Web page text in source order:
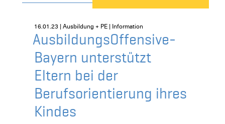
16.01.23 | Ausbildung + PE | Information
AusbildungsOffensive-
Bayern unterstützt
Eltern bei der
Berufsorientierung ihres
Kindes